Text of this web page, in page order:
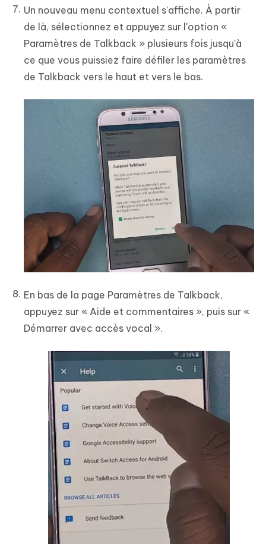
Un nouveau menu contextuel s'affiche. À partir
de là, sélectionnez et appuyez sur l'option «
Paramètres de Talkback » plusieurs fois jusqu'à
ce que vous puissiez faire défiler les paramètres
de Talkback vers le haut et vers le bas.
En bas de la page Paramètres de Talkback,
appuyez sur « Aide et commentaires », puis sur «
Démarrer avec accès vocal ».